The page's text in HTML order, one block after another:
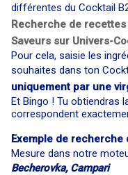
différentes du Cocktail
Recherche de
Saveurs sur Univers-
Pour cela, saisie les
souhaites dans ton
uniquement par une
Et Bingo ! Tu obtiendras
correspondent
Exemple de recherche
Mesure dans notre
Becherovka, Campari